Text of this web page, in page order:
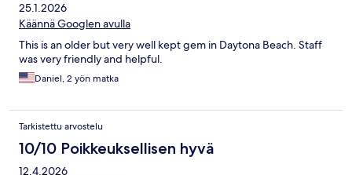
25.1.2026
Käännä Googlen avulla
This is an older but very well kept gem in Daytona Beach. Staff
was very friendly and helpful.
Daniel, 2 yön matka
Tarkistettu arvostelu
10/10 Poikkeuksellisen hyvä
12.4.2026